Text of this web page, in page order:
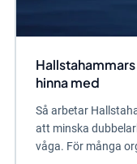
hinna med
Så arbetar
att minska
våga. För många